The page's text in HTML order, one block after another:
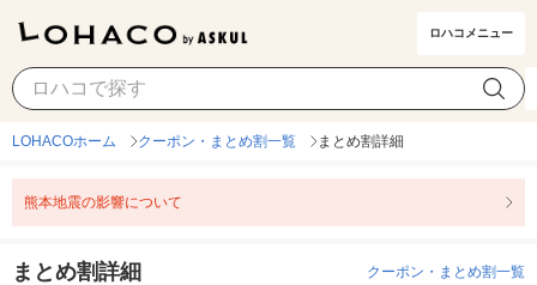
ロハコメニュー
LOHACOホーム クーポン・まとめ割一覧 まとめ割詳細
熊本地震の影響について
まとめ割詳細 クーポン・まとめ割一覧